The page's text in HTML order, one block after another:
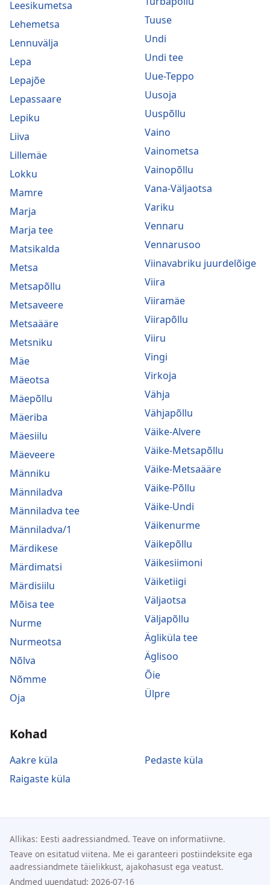
Leesikumetsa
Lehemetsa
Lennuvälja
Lepa
Lepajõe
Lepassaare
Lepiku
Liiva
Lillemäe
Lokku
Mamre
Marja
Marja tee
Matsikalda
Metsa
Metsapõllu
Metsaveere
Metsaääre
Metsniku
Mäe
Mäeotsa
Mäepõllu
Mäeriba
Mäesiilu
Mäeveere
Männiku
Männiladva
Männiladva tee
Männiladva/1
Märdikese
Märdimatsi
Märdisiilu
Mõisa tee
Nurme
Nurmeotsa
Nõlva
Nõmme
Oja
Tuuse
Undi
Undi tee
Uue-Teppo
Uusoja
Uuspõllu
Vaino
Vainometsa
Vainopõllu
Vana-Väljaotsa
Variku
Vennaru
Vennarusoo
Viinavabriku juurdelõige
Viira
Viiramäe
Viirapõllu
Viiru
Vingi
Virkoja
Vähja
Vähjapõllu
Väike-Alvere
Väike-Metsapõllu
Väike-Metsaääre
Väike-Põllu
Väike-Undi
Väikenurme
Väikepõllu
Väikesiimoni
Väiketiigi
Väljaotsa
Väljapõllu
Ägliküla tee
Äglisoo
Õie
Ülpre
Kohad
Aakre küla
Raigaste küla
Pedaste küla
Allikas: Eesti aadressiandmed. Teave on informatiivne.
Teave on esitatud viitena. Me ei garanteeri postiindeksite ega
aadressiandmete täielikkust, ajakohasust ega veatust.
Andmed uuendatud: 2026-07-16